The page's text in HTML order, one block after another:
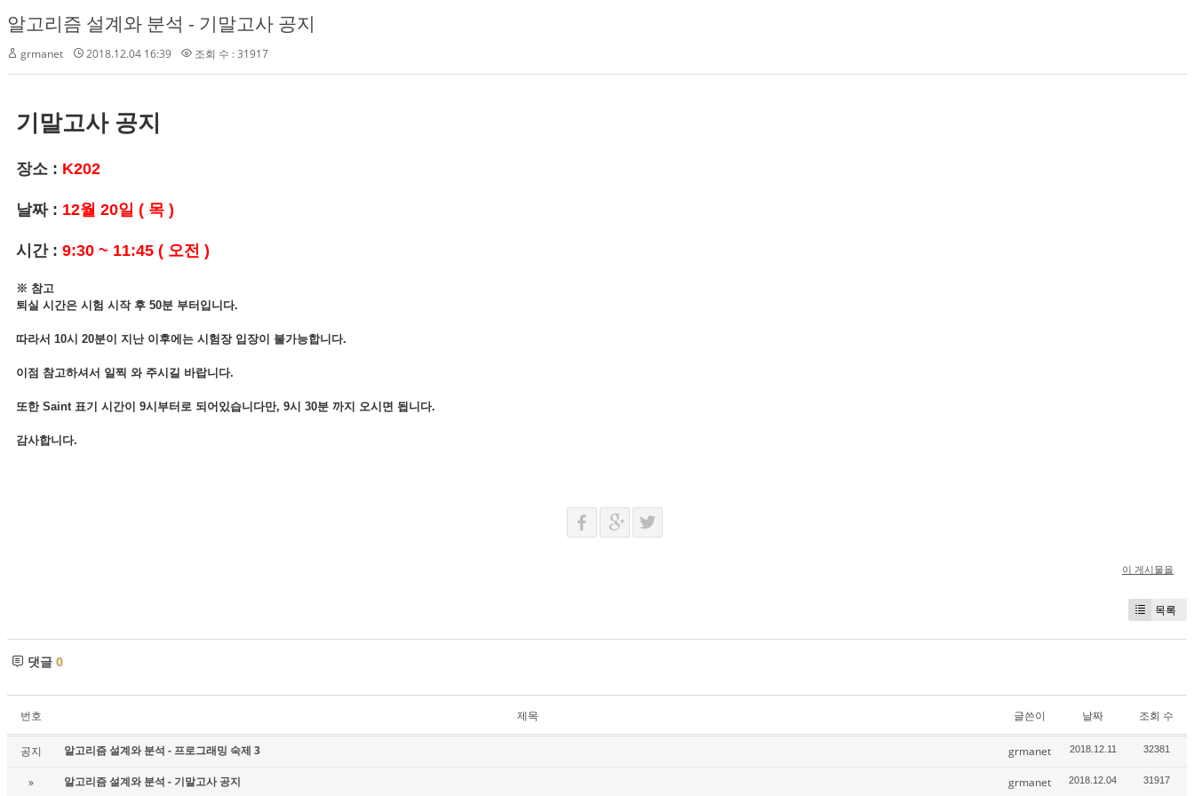
알고리즘 설계와 분석 - 기말고사 공지
grmanet 2018.12.04 16:39 조회 수 : 31917
기말고사 공지
장소 : K202
날짜 : 12월 20일 ( 목 )
시간 : 9:30 ~ 11:45 ( 오전 )
※ 참고
퇴실 시간은 시험 시작 후 50분 부터입니다.
따라서 10시 20분이 지난 이후에는 시험장 입장이 불가능합니다.
이점 참고하셔서 일찍 와 주시길 바랍니다.
또한 Saint 표기 시간이 9시부터로 되어있습니다만, 9시 30분 까지 오시면 됩니다.
감사합니다.
이 게시물을
목록
댓글 0
번호 제목 글쓴이 날짜 조회 수
공지 알고리즘 설계와 분석 - 프로그래밍 숙제 3 grmanet 2018.12.11 32381
» 알고리즘 설계와 분석 - 기말고사 공지 grmanet 2018.12.04 31917